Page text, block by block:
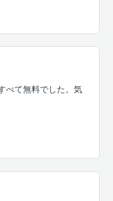
べて無料でした。気